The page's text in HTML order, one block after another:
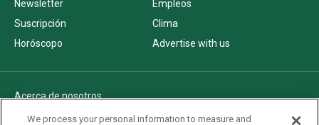
Newsletter
Empleos
Suscripción
Clima
Horóscopo
Advertise with us
Acerca de nosotros
Politica de privacidad
We process your personal information to measure and